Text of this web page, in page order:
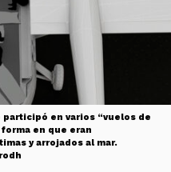
en varios “vuelos de
en que eran
y arrojados al mar.